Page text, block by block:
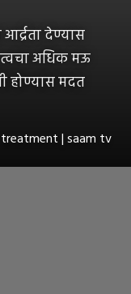
देण्यास
अधिक मऊ
होण्यास मदत
| saam tv